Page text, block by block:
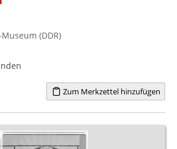
(DDR)
Zum Merkzettel hinzufügen